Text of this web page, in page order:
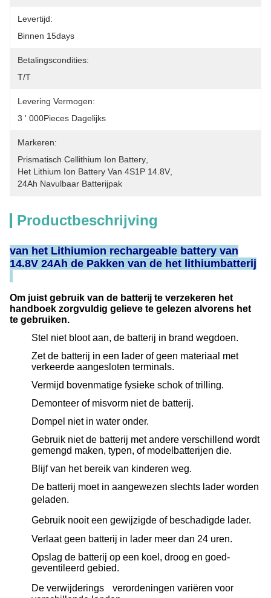
Levertijd:
Binnen 15days
Betalingscondities:
T/T
Levering Vermogen:
3 ' 000Pieces Dagelijks
Markeren:
Prismatisch Cellithium Ion Battery
Het Lithium Ion Battery Van 4S1P 14.8V
24Ah Navulbaar Batterijpak
Productbeschrijving
van het Lithiumion rechargeable battery van
14.8V 24Ah de Pakken van de het lithiumbatterij
Om juist gebruik van de batterij te verzekeren het
handboek zorgvuldig gelieve te gelezen alvorens het
te gebruiken.
Stel niet bloot aan, de batterij in brand wegdoen.
Zet de batterij in een lader of geen materiaal met
verkeerde aangesloten terminals.
Vermijd bovenmatige fysieke schok of trilling.
Demonteer of misvorm niet de batterij.
Dompel niet in water onder.
Gebruik niet de batterij met andere verschillend wordt
gemengd maken, typen, of modelbatterijen die.
Blijf van het bereik van kinderen weg.
De batterij moet in aangewezen slechts lader worden
geladen.
Gebruik nooit een gewijzigde of beschadigde lader.
Verlaat geen batterij in lader meer dan 24 uren.
Opslag de batterij op een koel, droog en goed-
geventileerd gebied.
De verwijderings verordeningen variëren voor